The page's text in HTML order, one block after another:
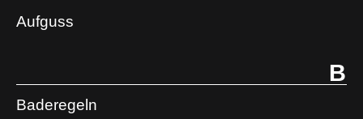
Aufguss
B
Baderegeln